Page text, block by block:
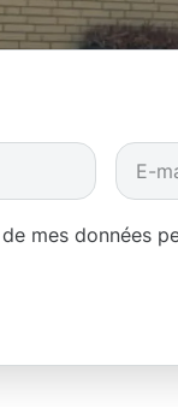
mes données